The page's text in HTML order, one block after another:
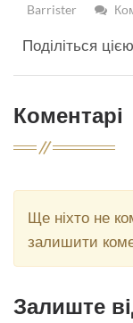
Barrister
Поділіться
Коментарі
Ще ніхто не
залишити
Залиште